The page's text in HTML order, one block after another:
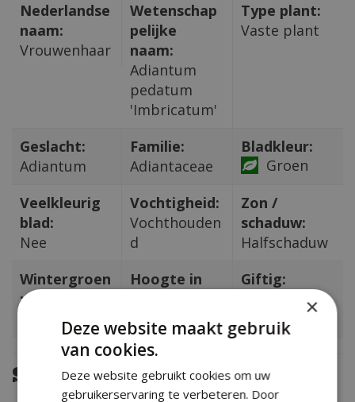
Nederlandse
naam:
Vrouwenhaar
Wetenschap
pelijke
naam:
Adiantum
pedatum
'Imbricatum'
Type plant:
Vaste plant
Geslacht:
Adiantum
Familie:
Adiantaceae
Bladkleur:
Groen
Veelkleurig
blad:
Nee
Vochtigheid:
Vochthouden
d
Zon /
schaduw:
Halfschaduw
Wintergroen
:
Hoogte in
20
Giftig:
Soortgelijke planten
×
Deze website maakt gebruik
van cookies.
Deze website gebruikt cookies om uw
gebruikerservaring te verbeteren. Door